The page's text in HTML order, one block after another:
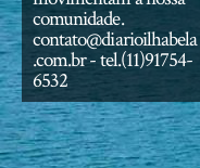
comunidade.
contato@diarioilhabela
.com.br- tel.(11)91754-
6532